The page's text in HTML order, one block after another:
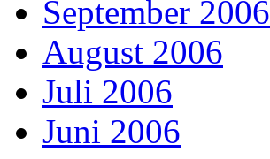
September 2006
August 2006
Juli 2006
Juni 2006